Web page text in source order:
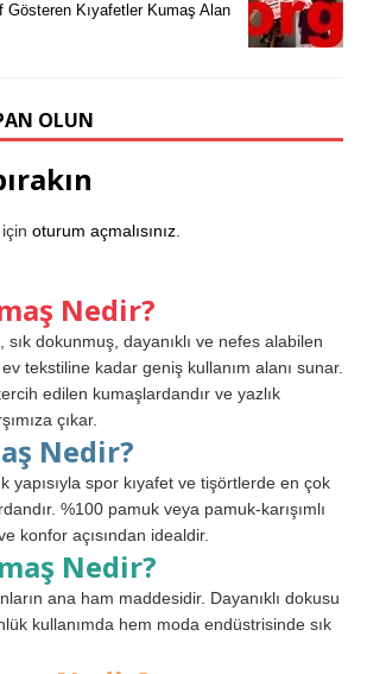
Gösteren Kıyafetler Kumaş Alan
OLUN
oturum açmalısınız
Nedir?
dokunmuş, dayanıklı ve nefes alabilen
tekstiline kadar geniş kullanım alanı sunar.
edilen kumaşlardandır ve yazlık
çıkar.
Nedir?
yapısıyla spor kıyafet ve tişörtlerde en çok
%100 pamuk veya pamuk-karışımlı
konfor açısından idealdir.
Nedir?
ana ham maddesidir. Dayanıklı dokusu
kullanımda hem moda endüstrisinde sık